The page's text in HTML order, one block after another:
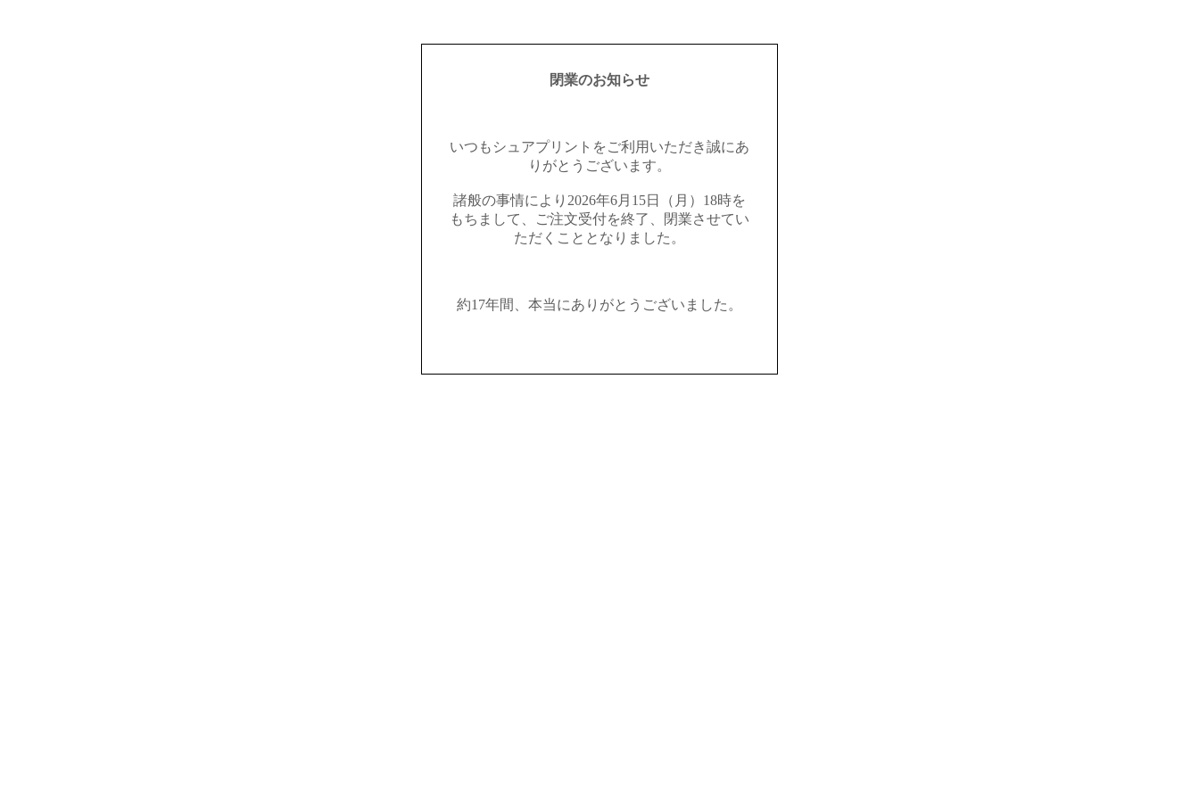
閉業のお知らせ
いつもシュアプリントをご利用いただき誠にあ
りがとうございます。
諸般の事情により2026年6月15日（月）18時を
もちまして、ご注文受付を終了、閉業させてい
ただくこととなりました。
約17年間、本当にありがとうございました。